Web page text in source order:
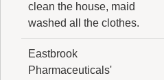
clean the house, maid
washed all the clothes.
Eastbrook
Pharmaceuticals'